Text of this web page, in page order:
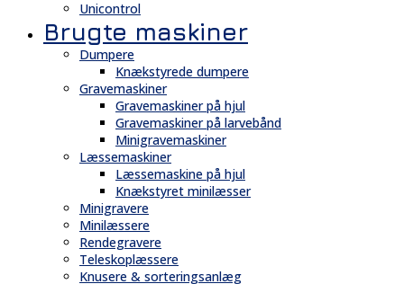
Unicontrol
Brugte maskiner
Dumpere
Knækstyrede dumpere
Gravemaskiner
Gravemaskiner på hjul
Gravemaskiner på larvebånd
Minigravemaskiner
Læssemaskiner
Læssemaskine på hjul
Knækstyret minilæsser
Minigravere
Minilæssere
Rendegravere
Teleskoplæssere
Knusere & sorteringsanlæg